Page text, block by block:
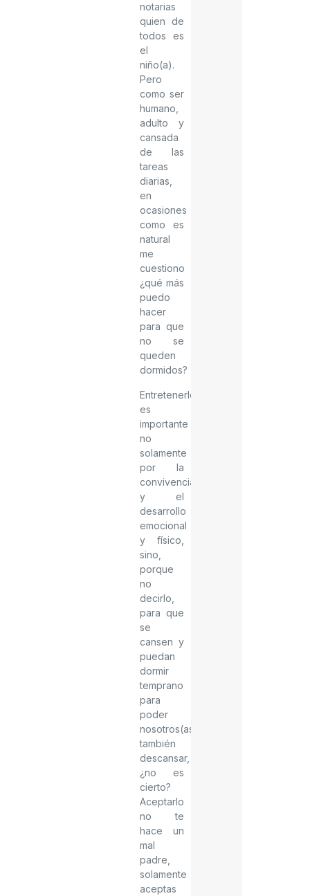
notarias
quien de
todos es
el
niño(a).
Pero
como ser
humano,
adulto y
cansada
de las
tareas
diarias,
en
ocasiones
como es
natural
me
cuestiono
¿qué más
puedo
hacer
para que
no se
queden
dormidos?
Entretenerlos
es
importante
no
solamente
por la
convivencia
y el
desarrollo
emocional
y físico,
sino,
porque
no
decirlo,
para que
se
cansen y
puedan
dormir
temprano
para
poder
nosotros(as)
también
descansar,
¿no es
cierto?
Aceptarlo
no te
hace un
mal
padre,
solamente
aceptas